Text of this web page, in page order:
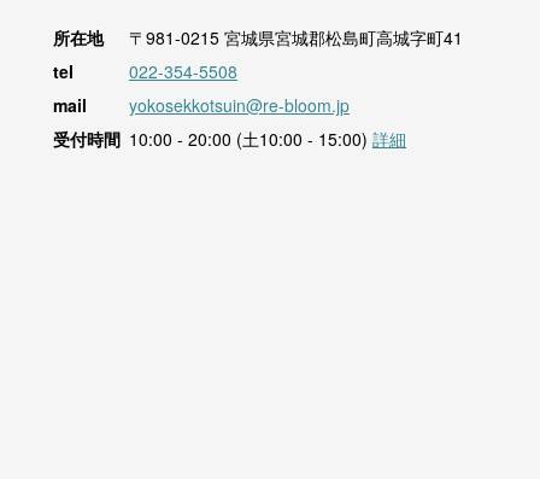
所在地 〒981-0215 宮城県宮城郡松島町高城字町41
tel
022-354-5508
mail
yokosekkotsuin@re-bloom.jp
受付時間 10:00 - 20:00 (土10:00 - 15:00) 詳細